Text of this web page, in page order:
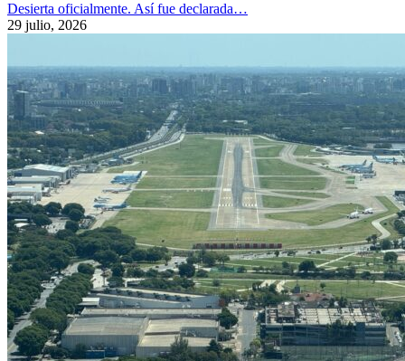
Desierta oficialmente. Así fue declarada…
29 julio, 2026